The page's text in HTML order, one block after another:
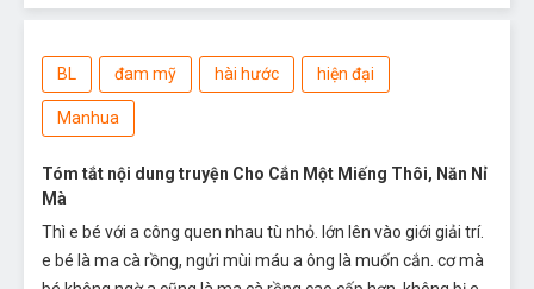
BL đam mỹ hài hước hiện đại
Manhua
Tóm tắt nội dung truyện Cho Cắn Một Miếng Thôi, Năn Nỉ
Mà
Thì e bé với a công quen nhau tù nhỏ. lớn lên vào giới giải trí.
e bé là ma cà rồng, ngửi mùi máu a ông là muốn cắn. cơ mà